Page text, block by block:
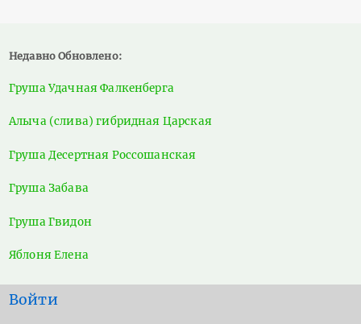
Недавно Обновлено:
Груша Удачная Фалкенберга
Алыча (слива) гибридная Царская
Груша Десертная Россошанская
Груша Забава
Груша Гвидон
Яблоня Елена
User
Войти